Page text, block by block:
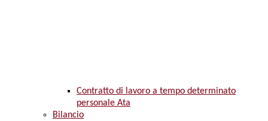
Contratto di lavoro a tempo determinato
personale Ata
Bilancio